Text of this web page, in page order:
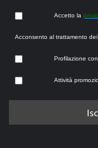
Accetto la
Acconsento al trattamento
Profilazione
Attività